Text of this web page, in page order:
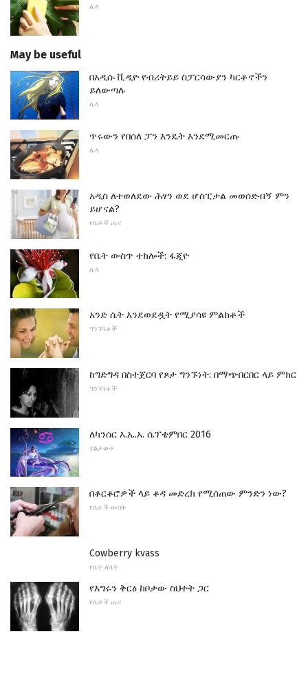
ሌላ
May be useful
በአዲሱ ቪዲዮ የብሪትይይ ስፓርሳውያን ካርቶኖችን
ይለውጣሉ
ሌላ
ጥሩውን የበሰለ ፓን እንዴት እንደሚመርጡ
ሌላ
አዲስ ለተወለደው ሕፃን ወደ ሆስፒታል መወሰድብኝ ምን
ይሆናል?
የሴቶች ጤና
የቤት ውስጥ ተክሎች: ፋጂዮ
ሌላ
አንድ ሴት እንደወደዷት የሚያሳዩ ምልክቶች
ግንኙነቶች
ከግድግዳ በስተጀርባ የጾታ ግንኙነት: በማጭበርበር ላይ ምክር
ግንኙነቶች
ለካንሰር እ.ኤ.አ. ሴፕቴምበር 2016
ያልታወቀ
በቆርቆሮዎች ላይ ቆዳ መድረክ የሚሰጠው ምንድን ነው?
የሴቶች ውበት
Cowberry kvass
የቤት ለቤት
የእግሩን ቅርፅ ከቦታው ስህተት ጋር
የሴቶች ጤና